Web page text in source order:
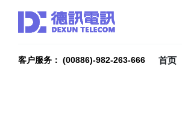
客户服务： (00886)-982-263-666 首页